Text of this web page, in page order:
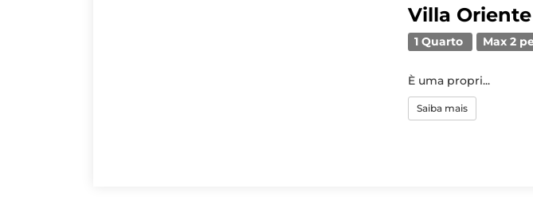
Villa
1 Quarto Max 2
È uma propri...
Saiba mais